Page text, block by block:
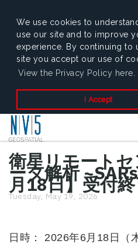
We use cookies to
use our site and to improve
experience. By continuing to
site you accept our use of
View the Privacy Policy here.
I Accept
衛星リモート
ータ解析
月18日】受付
Tuesday, May 19, 2026
日時： 2026年6月18日（